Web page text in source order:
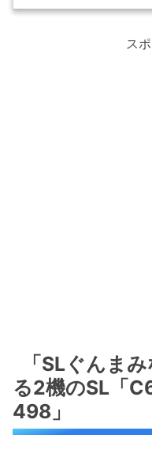
ス
「SLぐんま
る2機のSL「
498」